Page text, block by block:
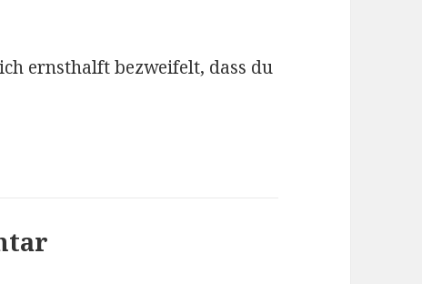
ernsthalft bezweifelt, dass du